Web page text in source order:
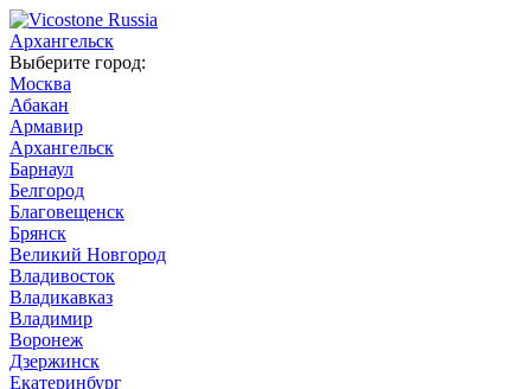
Архангельск
Выберите город:
Москва
Абакан
Армавир
Архангельск
Барнаул
Белгород
Благовещенск
Брянск
Великий Новгород
Владивосток
Владикавказ
Владимир
Воронеж
Дзержинск
Екатеринбург